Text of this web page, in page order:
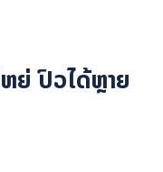
ຍ່ ປົວໄດ້ຫຼາຍ